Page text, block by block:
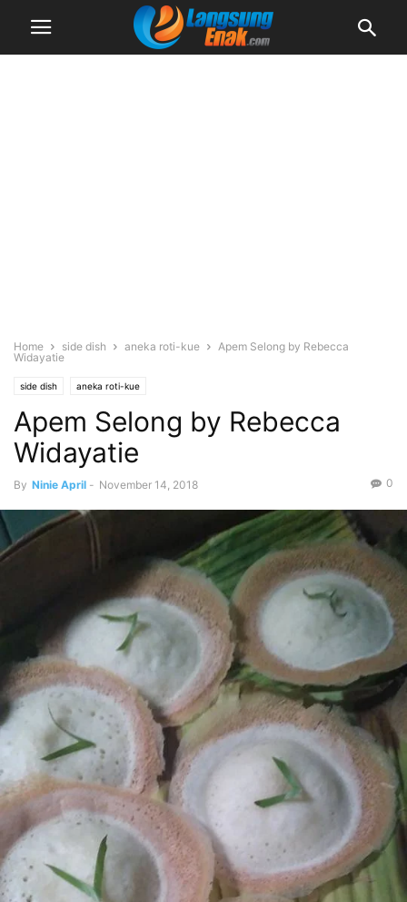
Home side dish aneka roti-kue
Apem Selong by Rebecca
Widayatie
side dish aneka roti-kue
Apem Selong by Rebecca
Widayatie
By Ninie April - November 14, 2018 0